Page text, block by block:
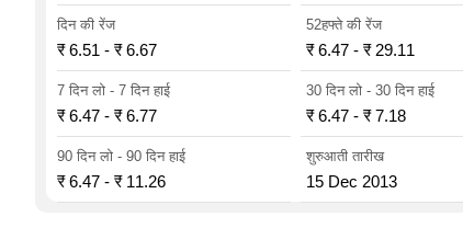
दिन की रेंज
₹ 6.51 - ₹ 6.67
52हफ्ते की रेंज
₹ 6.47- ₹ 29.11
7 दिन लो - 7 दिन हाई
₹ 6.47 - ₹ 6.77
30 दिन लो - 30 दिन हाई
₹ 6.47- ₹ 7.18
90 दिन लो - 90 दिन हाई
₹ 6.47 - ₹ 11.26
शुरुआती तारीख
15 Dec 2013